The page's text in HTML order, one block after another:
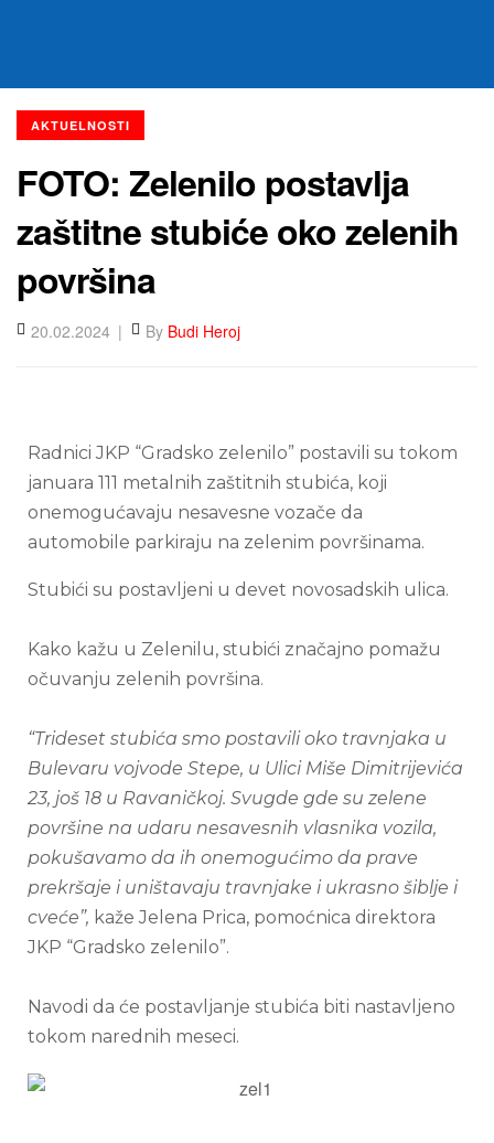
AKTUELNOSTI
FOTO: Zelenilo postavlja
zaštitne stubiće oko zelenih
površina
20.02.2024 By Budi Heroj
Radnici JKP “Gradsko zelenilo” postavili su tokom
januara 111 metalnih zaštitnih stubića, koji
onemogućavaju nesavesne vozače da
automobile parkiraju na zelenim površinama.
Stubići su postavljeni u devet novosadskih ulica.
Kako kažu u Zelenilu, stubići značajno pomažu
očuvanju zelenih površina.
“Trideset stubića smo postavili oko travnjaka u
Bulevaru vojvode Stepe, u Ulici Miše Dimitrijevića
23, još 18 u Ravaničkoj. Svugde gde su zelene
površine na udaru nesavesnih vlasnika vozila,
pokušavamo da ih onemogućimo da prave
prekršaje i uništavaju travnjake i ukrasno šiblje i
cveće”, kaže Jelena Prica, pomoćnica direktora
JKP “Gradsko zelenilo”.
Navodi da će postavljanje stubića biti nastavljeno
tokom narednih meseci.